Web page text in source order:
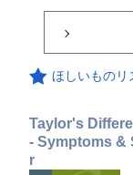
ほしいものリ
Taylor's
- Symptoms &
r